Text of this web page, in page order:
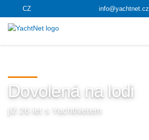
CZ info@yachtnet.cz
Dovolená na lodi
již 26 let s YachtNetem